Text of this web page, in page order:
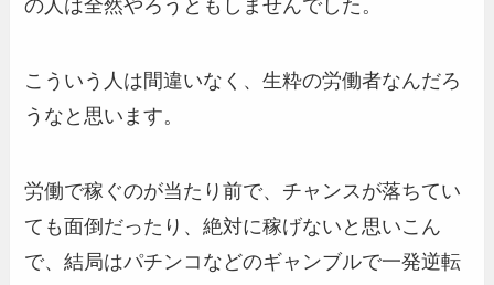
の人は全然やろうともしませんでした。
こういう人は間違いなく、生粋の労働者なんだろ
うなと思います。
労働で稼ぐのが当たり前で、チャンスが落ちてい
ても面倒だったり、絶対に稼げないと思いこん
で、結局はパチンコなどのギャンブルで一発逆転